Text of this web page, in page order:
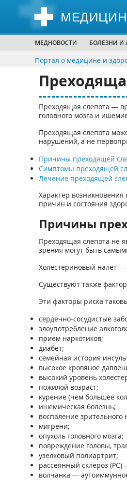
МЕДНОВОСТИ БОЛЕЗНИ И
Портал о медицине и
Преходящая слепота —
головного мозга и
Преходящая слепота
нарушений, а не
Причины преходящей
Симптомы преходящей
Лечение преходящей
Характер
причин и состояния
Причины
Преходящая слепота не
зрения могут быть
Холестериновый налет —
Существуют также
Эти факторы риска
сердечно-сосудистые
злоупотребление
прием наркотиков;
диабет;
семейная история
высокое кровяное
высокий уровень
пожилой возраст;
курение (чем большее
ишемическая болезнь;
воспаление зрительного
мигрени;
опухоль головного мозга;
повреждение головы,
узелковый полиартрит;
рассеянный склероз
волчанка —